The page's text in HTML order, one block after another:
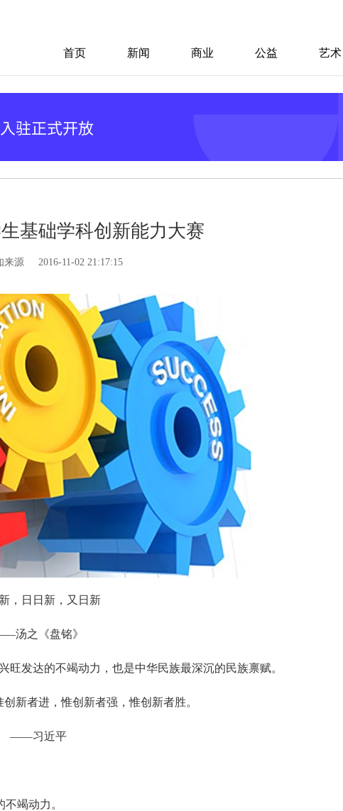
首页 新闻 商业 公益 艺术
基础学科创新能力大赛
来源 2016-11-02 21:17:15
，日日新，又日新
汤之《盘铭》
旺发达的不竭动力，也是中华民族最深沉的民族禀赋。
新者进，惟创新者强，惟创新者胜。
——习近平
竭动力。